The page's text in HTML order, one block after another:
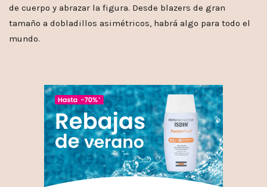
de cuerpo y abrazar la figura. Desde blazers de gran
tamaño a dobladillos asimétricos, habrá algo para todo el
mundo.